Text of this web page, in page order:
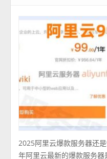
2025阿里云爆款服务器还
年阿里云最新的爆款服务